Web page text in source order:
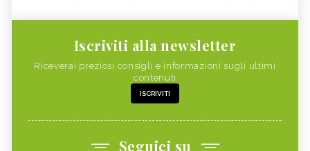
Iscriviti alla newsletter
Riceverai preziosi consigli e informazioni sugli ultimi
contenuti
ISCRIVITI
Seguici su